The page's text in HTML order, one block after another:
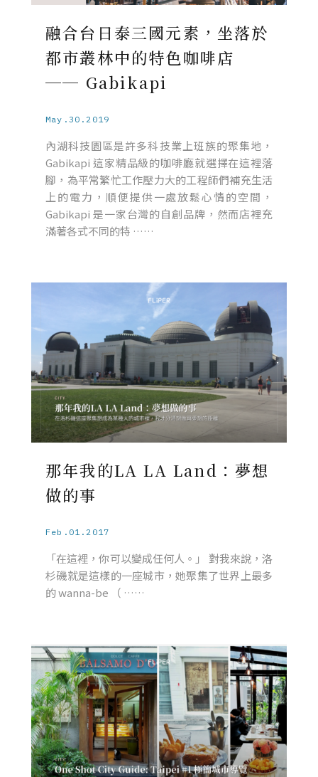
融合台日泰三國元素，坐落於
都市叢林中的特色咖啡店
── Gabikapi
May.30.2019
內湖科技園區是許多科技業上班族的聚集地，
Gabikapi 這家精品級的咖啡廳就選擇在這裡落
腳，為平常繁忙工作壓力大的工程師們補充生活
上的電力，順便提供一處放鬆心情的空間，
Gabikapi 是一家台灣的自創品牌，然而店裡充
滿著各式不同的特 ……
那年我的LA LA Land：夢想
做的事
Feb.01.2017
「在這裡，你可以變成任何人。」 對我來說，洛
杉磯就是這樣的一座城市，她聚集了世界上最多
的 wanna-be （ ……